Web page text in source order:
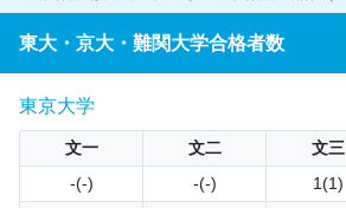
東大・京大・難関大学合格者数
東京大学
文一
文二 文三
-(-)
-(-) 1(1)